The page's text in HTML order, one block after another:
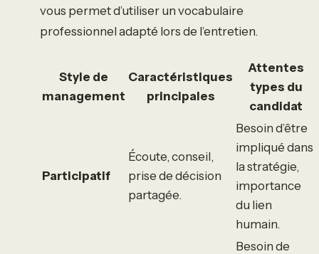
vous permet d’utiliser un vocabulaire
professionnel adapté lors de l’entretien.
Style de
management
Caractéristiques
principales
Attentes
types du
candidat
Participatif
Écoute, conseil,
prise de décision
partagée.
Besoin d’être
impliqué dans
la stratégie,
importance
du lien
humain.
Besoin de